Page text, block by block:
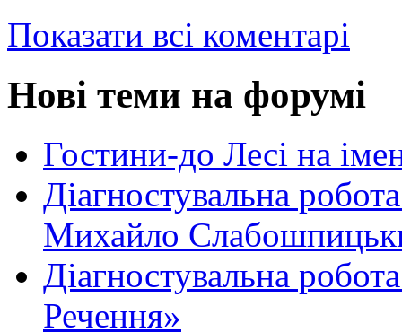
Показати всі коментарі
Нові теми на форумі
Гостини-до Лесі на
Діагностувальна
Михайло
Діагностувальна
Речення»